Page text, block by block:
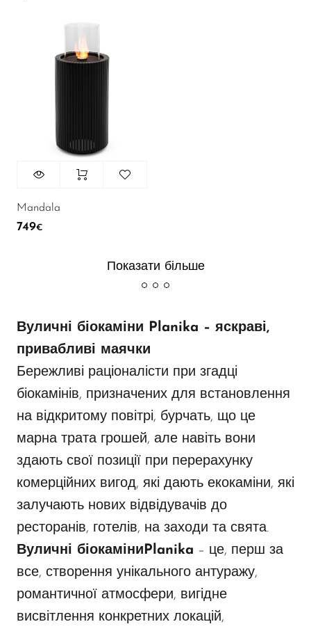
Mandala
749€
Показати більше
Вуличні біокаміни Planika – яскраві,
привабливі маячки
Бережливі раціоналісти при згадці
біокамінів, призначених для встановлення
на відкритому повітрі, бурчать, що це
марна трата грошей, але навіть вони
здають свої позиції при перерахунку
комерційних вигод, які дають екокаміни, які
залучають нових відвідувачів до
ресторанів, готелів, на заходи та свята.
Вуличні біокаміниPlanika – це, перш за
все, створення унікального антуражу,
романтичної атмосфери, вигідне
висвітлення конкретних локацій,